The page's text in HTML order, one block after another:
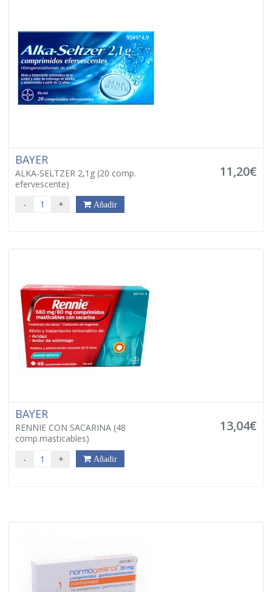
BAYER
ALKA-SELTZER 2,1g (20 comp.
efervescente)
11,20€
- + Añadir
BAYER
RENNIE CON SACARINA (48
comp.masticables)
13,04€
- + Añadir